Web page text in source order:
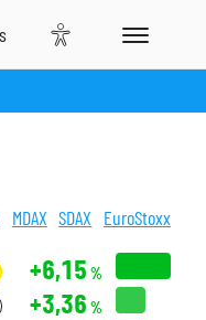
MDAX SDAX EuroStoxx
+6,15 %
+3,36 %